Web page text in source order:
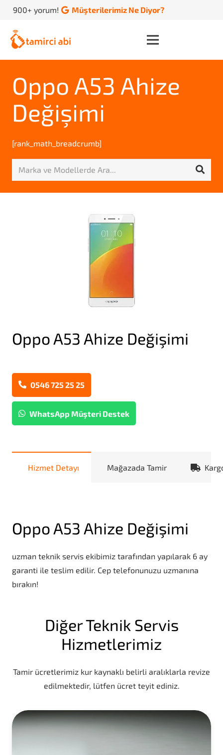
900+ yorum! Müşterilerimiz Ne Diyor?
Oppo A53 Ahize
Değişimi
[rank_math_breadcrumb]
Oppo A53 Ahize Değişimi
0546 725 25 25
WhatsApp Müşteri Destek
Hizmet Detayı Mağazada Tamir
Oppo A53 Ahize Değişimi
uzman teknik servis ekibimiz tarafından yapılarak 6 ay
garanti ile teslim edilir. Cep telefonunuzu uzmanına
bırakın!
Diğer Teknik Servis
Hizmetlerimiz
Tamir ücretlerimiz kur kaynaklı belirli aralıklarla revize
edilmektedir, lütfen ücret teyit ediniz.